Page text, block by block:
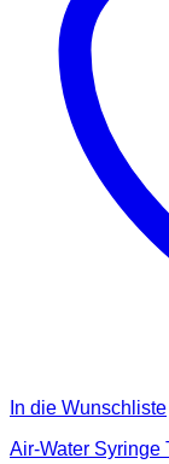
In die Wunschliste
Air-Water Syringe